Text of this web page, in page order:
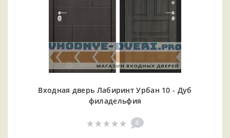
Входная дверь Лабиринт Урбан 10 - Дуб
филадельфия
0